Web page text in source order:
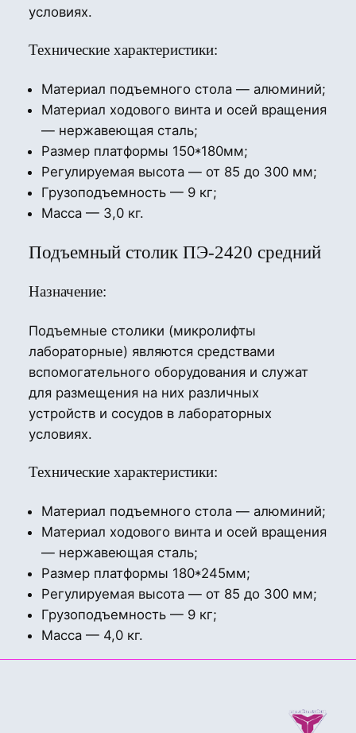
условиях.
Технические характеристики:
Материал подъемного стола — алюминий;
Материал ходового винта и осей вращения
— нержавеющая сталь;
Размер платформы 150*180мм;
Регулируемая высота — от 85 до 300 мм;
Грузоподъемность — 9 кг;
Масса — 3,0 кг.
Подъемный столик ПЭ-2420 средний
Назначение:
Подъемные столики (микролифты
лабораторные) являются средствами
вспомогательного оборудования и служат
для размещения на них различных
устройств и сосудов в лабораторных
условиях.
Технические характеристики:
Материал подъемного стола — алюминий;
Материал ходового винта и осей вращения
— нержавеющая сталь;
Размер платформы 180*245мм;
Регулируемая высота — от 85 до 300 мм;
Грузоподъемность — 9 кг;
Масса — 4,0 кг.